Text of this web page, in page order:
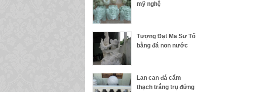
mỹ nghệ
Tượng Đạt Ma Sư Tổ
bằng đá non nước
Lan can đá cẩm
thạch trắng trụ đứng